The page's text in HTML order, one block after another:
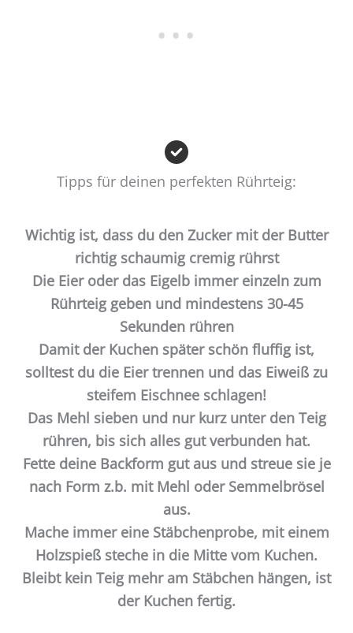
Tipps für deinen perfekten Rührteig:
Wichtig ist, dass du den Zucker mit der Butter
richtig schaumig cremig rührst
Die Eier oder das Eigelb immer einzeln zum
Rührteig geben und mindestens 30-45
Sekunden rühren
Damit der Kuchen später schön fluffig ist,
solltest du die Eier trennen und das Eiweiß zu
steifem Eischnee schlagen!
Das Mehl sieben und nur kurz unter den Teig
rühren, bis sich alles gut verbunden hat.
Fette deine Backform gut aus und streue sie je
nach Form z.b. mit Mehl oder Semmelbrösel
aus.
Mache immer eine Stäbchenprobe, mit einem
Holzspieß steche in die Mitte vom Kuchen.
Bleibt kein Teig mehr am Stäbchen hängen, ist
der Kuchen fertig.